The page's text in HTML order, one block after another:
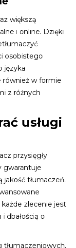
większą
i online. Dzięki
osobistego
języka
również w formie
z różnych
usługi
przysięgły
gwarantuje
jakość tłumaczeń.
zlecenie jest
dbałością o
tłumaczeniowych,